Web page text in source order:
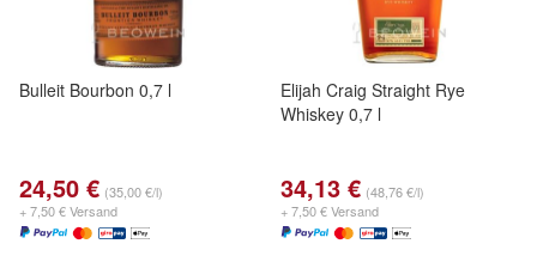
Bulleit Bourbon 0,7 l
24,50 € (35,00 €/l)
+ 7,50 € Versand
Elijah Craig Straight Rye
Whiskey 0,7 l
34,13 € (48,76 €/l)
+ 7,50 € Versand